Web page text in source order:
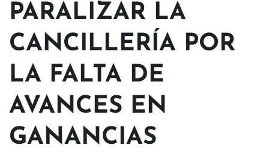
PARALIZAR LA
CANCILLERÍA POR
LA FALTA DE
AVANCES EN
GANANCIAS